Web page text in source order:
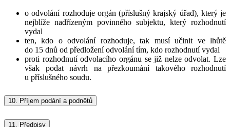
o odvolání rozhoduje orgán (příslušný krajský úřad), který je
nejblíže nadřízeným povinného subjektu, který rozhodnutí
vydal
ten, kdo o odvolání rozhoduje, tak musí učinit ve lhůtě
do 15 dnů od předložení odvolání tím, kdo rozhodnutí vydal
proti rozhodnutí odvolacího orgánu se již nelze odvolat. Lze
však podat návrh na přezkoumání takového rozhodnutí
u příslušného soudu.
10. Příjem podání a podnětů
11. Předpisy